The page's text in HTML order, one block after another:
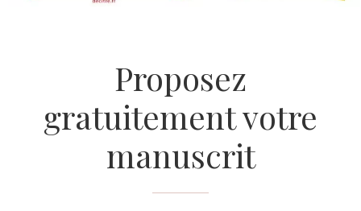
​Proposez
gratuitement votre
manuscrit